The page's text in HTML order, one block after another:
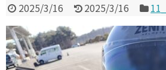
2025/3/16 2025/3/16